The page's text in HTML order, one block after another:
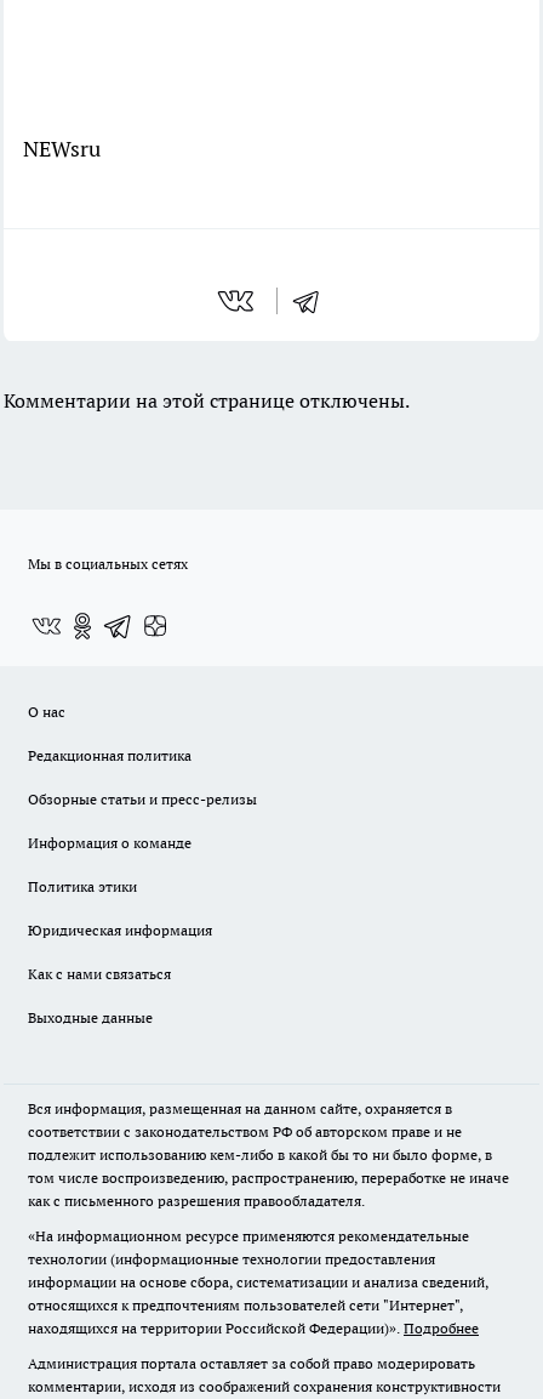
NEWsru
Комментарии на этой странице отключены.
Мы в социальных сетях
О нас
Редакционная политика
Обзорные статьи и пресс-релизы
Информация о команде
Политика этики
Юридическая информация
Как с нами связаться
Выходные данные
Вся информация, размещенная на данном сайте, охраняется в
соответствии с законодательством РФ об авторском праве и не
подлежит использованию кем-либо в какой бы то ни было форме, в
том числе воспроизведению, распространению, переработке не иначе
как с письменного разрешения правообладателя.
«На информационном ресурсе применяются рекомендательные
технологии (информационные технологии предоставления
информации на основе сбора, систематизации и анализа сведений,
относящихся к предпочтениям пользователей сети "Интернет",
находящихся на территории Российской Федерации)». Подробнее
Администрация портала оставляет за собой право модерировать
комментарии, исходя из соображений сохранения конструктивности